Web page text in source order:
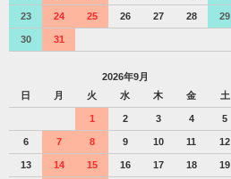
23 24 25 26 27 28 29
30 31
2026年9月
日
月 火 水 木 金 土
1 2 3 4 5
6 7 8 9 10 11 12
13 14 15 16 17 18 19